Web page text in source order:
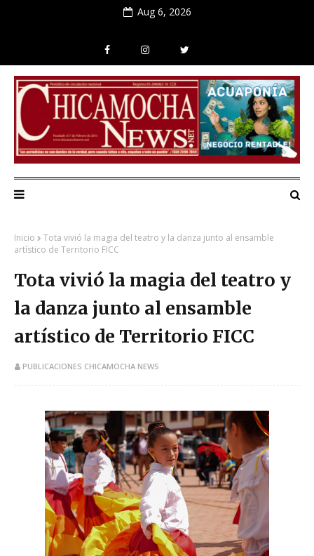
Aug 6, 2026
Inicio
Tota vivió la magia del teatro y la danza junto al ensamble
artístico de Territorio FICC
Tota vivió la magia del teatro y
la danza junto al ensamble
artístico de Territorio FICC
PUBLICACIONES CHICAMOCHA NEWS